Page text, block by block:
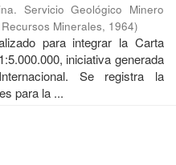
Servicio Geológico Minero
Minerales, 1964)
para integrar la Carta
iniciativa generada
Se registra la
para la ...